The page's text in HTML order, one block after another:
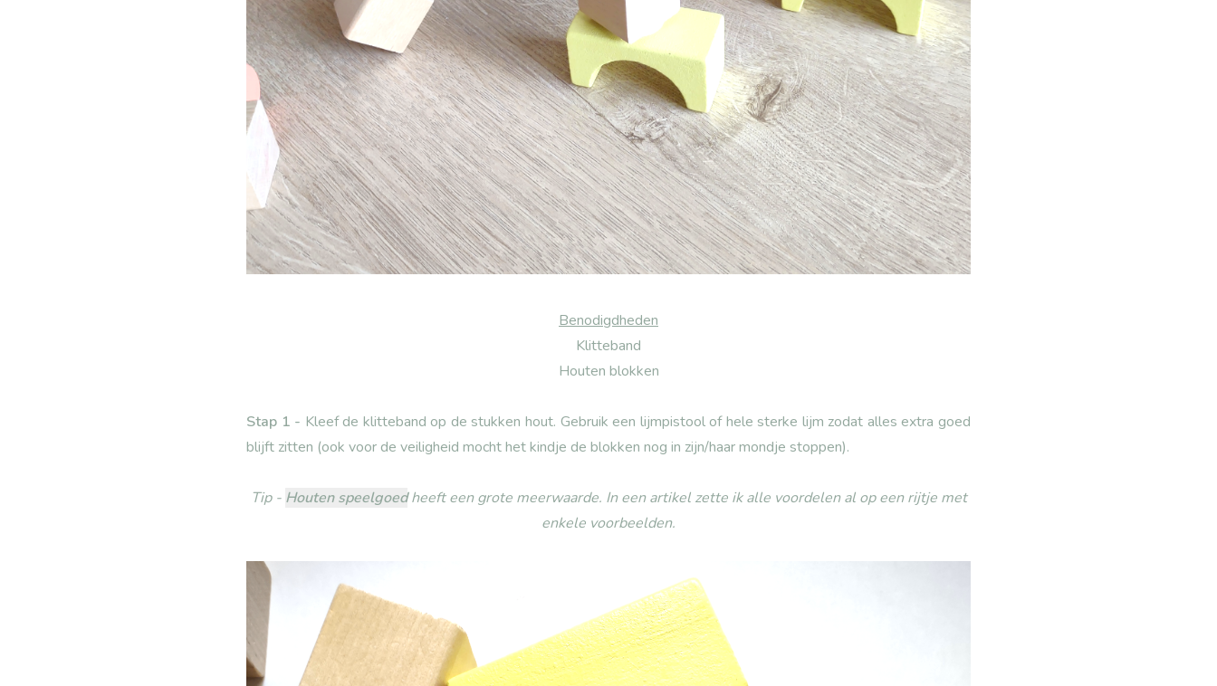
Benodigdheden
Klitteband
Houten blokken
Stap 1 - Kleef de klitteband op de stukken hout. Gebruik een lijmpistool of hele sterke lijm zodat alles extra goed
blijft zitten (ook voor de veiligheid mocht het kindje de blokken nog in zijn/haar mondje stoppen).
Tip - Houten speelgoedheeft een grote meerwaarde. In een artikel zette ik alle voordelen al op een rijtje met
enkele voorbeelden.